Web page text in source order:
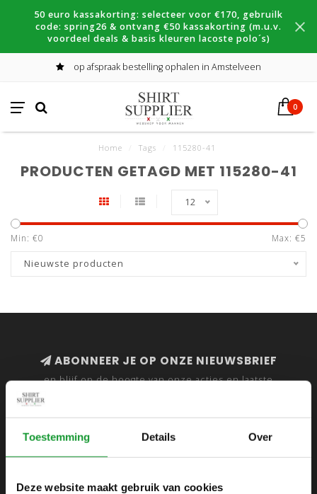
Toestemming Details Over
Deze website maakt gebruik van cookies
50 euro kassakorting: selecteer voor €170, gebruilk
code: spring26 & ontvang €50 kassakorting (m.u.v.
voordeel deals & basis kleuren lacoste polo´s)
op afspraak bestelling ophalen in Amstelveen
0
Home Tags 115280-41
PRODUCTEN GETAGD MET 115280-41
12
Min: €0 Max: €5
Nieuwste producten
ABONNEER JE OP ONZE NIEUWSBRIEF
en blijf op de hoogte van onze acties en laatste
SHIRTSUPPLIER.NL